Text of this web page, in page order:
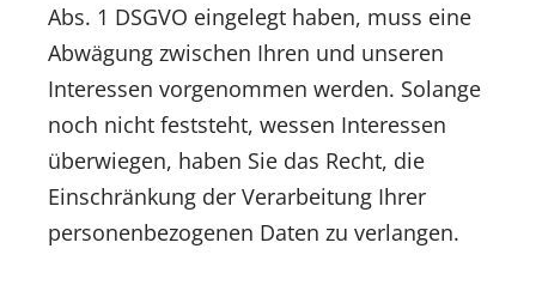
Abs. 1 DSGVO eingelegt haben, muss eine
Abwägung zwischen Ihren und unseren
Interessen vorgenommen werden. Solange
noch nicht feststeht, wessen Interessen
überwiegen, haben Sie das Recht, die
Einschränkung der Verarbeitung Ihrer
personenbezogenen Daten zu verlangen.